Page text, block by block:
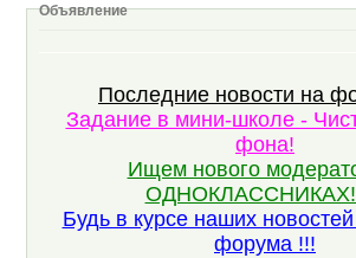
Объявление
Последние новости на
Задание в мини-школе -
фона!
Ищем нового
Будь в курсе наших
форума !!!